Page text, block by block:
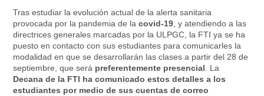
Tras estudiar la evolución actual de la alerta sanitaria
provocada por la pandemia de lacovid-19, y atendiendo a las
directrices generales marcadas por la ULPGC, la FTI ya se ha
puesto en contacto con sus estudiantes para comunicarles la
modalidad en que se desarrollarán las clases a partir del 28 de
septiembre, que será preferentemente presencial. La
Decana de la FTI ha comunicado estos detalles a los
estudiantes por medio de sus cuentas de correo